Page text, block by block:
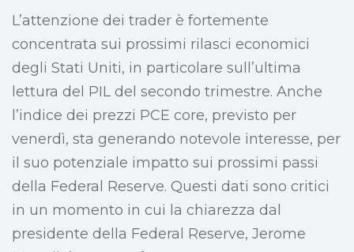
L’attenzione dei trader è fortemente
concentrata sui prossimi rilasci economici
degli Stati Uniti, in particolare sull’ultima
lettura del PIL del secondo trimestre. Anche
l’indice dei prezzi PCE core, previsto per
venerdì, sta generando notevole interesse, per
il suo potenziale impatto sui prossimi passi
della Federal Reserve. Questi dati sono critici
in un momento in cui la chiarezza dal
presidente della Federal Reserve, Jerome